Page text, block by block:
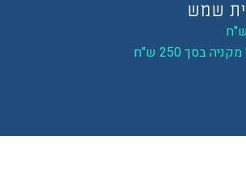
בסך 250 ש"ח